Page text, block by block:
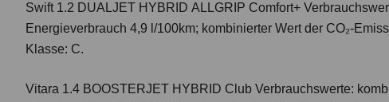
Swift 1.2 DUALJET HYBRID ALLGRIP Comfort+
Energieverbrauch 4,9 l/100km; kombinierter Wert der CO₂-
Klasse: C.
Vitara 1.4 BOOSTERJET HYBRID Club Verbrauchswerte: